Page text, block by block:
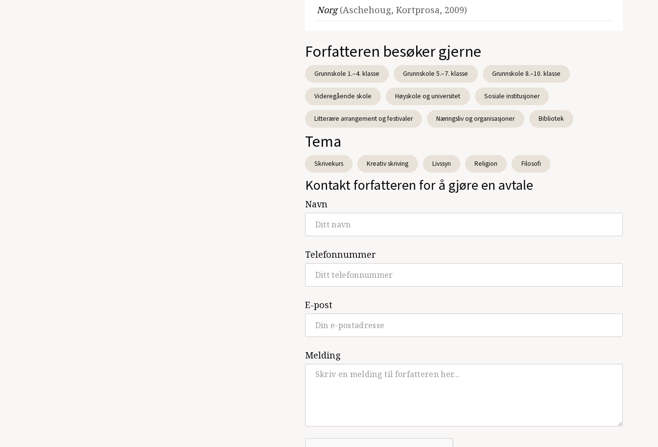
Norg(Aschehoug, Kortprosa, 2009)
Forfatteren besøker gjerne
Grunnskole 1.–4. klasse Grunnskole 5.–7. klasse Grunnskole 8.–10. klasse
Videregående skole Høyskole og universitet Sosiale institusjoner
Litterære arrangement og festivaler Næringsliv og organisasjoner Bibliotek
Tema
Skrivekurs Kreativ skriving Livssyn Religion Filosofi
Kontakt forfatteren for å gjøre en avtale
Navn
Telefonnummer
E-post
Melding